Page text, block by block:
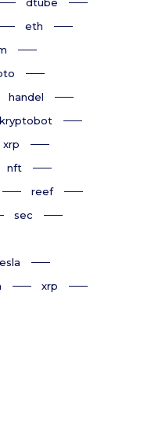
eth
handel
kryptobot
xrp
nft
reef
sec
xrp